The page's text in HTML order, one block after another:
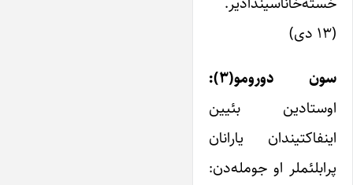
سون دورومو(۳):
اوستادین بئیین
اینفاکتیندان یارانان
پرابلئملر او جومله‌دن: